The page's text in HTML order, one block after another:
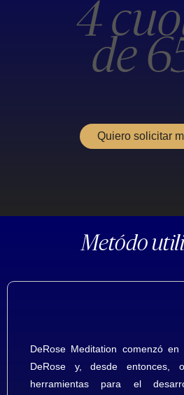
4
de
Quiero solicitar
Metódo
DeRose Meditation comenzó
DeRose y, desde entonces,
herramientas para el